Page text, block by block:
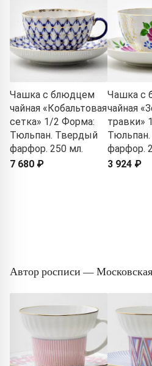
Чашка с блюдцем
чайная «Кобальтовая
сетка» 1/2 Форма:
Тюльпан. Твердый
фарфор. 250 мл.
7 680 ₽
Чашка с
чайная
травки»
фарфор.
3 924 ₽
Автор росписи —